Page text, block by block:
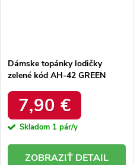
Dámske topánky lodičky
zelené kód AH-42 GREEN
7,90 €
Skladom 1 pár/y
DETAIL